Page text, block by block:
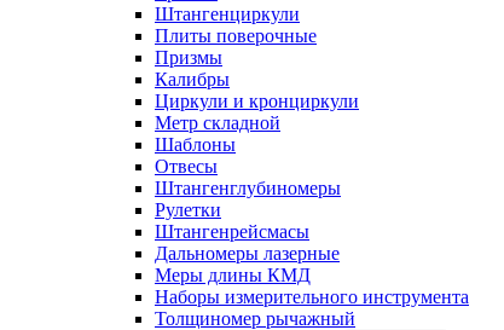
Штангенциркули
Плиты поверочные
Призмы
Калибры
Циркули и кронциркули
Метр складной
Шаблоны
Отвесы
Штангенглубиномеры
Рулетки
Штангенрейсмасы
Дальномеры лазерные
Меры длины КМД
Наборы измерительного инструмента
Толщиномер рычажный